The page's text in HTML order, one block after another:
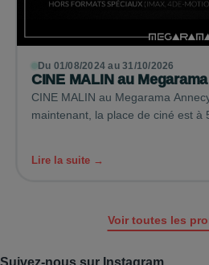
Du 01/08/2024 au 31/10/2026
CINE MALIN au
CINE MALIN au Megarama Annecy A partir
maintenant, la place de ciné est à
Lire la suite →
Voir toutes les